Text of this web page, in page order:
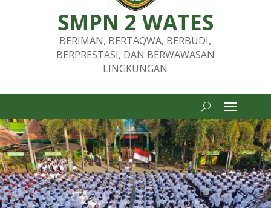
SMPN 2 WATES
BERIMAN, BERTAQWA, BERBUDI,
BERPRESTASI, DAN BERWAWASAN
LINGKUNGAN